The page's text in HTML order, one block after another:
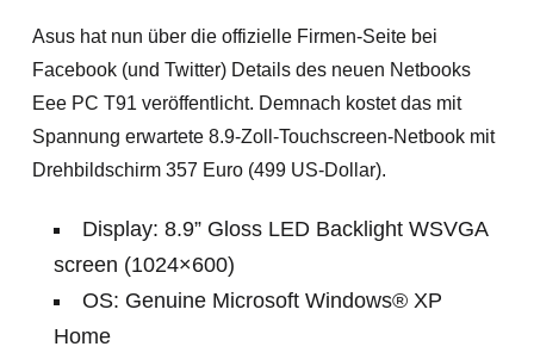
Asus hat nun über die offizielle Firmen-Seite bei
Facebook (und Twitter) Details des neuen Netbooks
Eee PC T91 veröffentlicht. Demnach kostet das mit
Spannung erwartete 8.9-Zoll-Touchscreen-Netbook mit
Drehbildschirm 357 Euro (499 US-Dollar).
Display: 8.9” Gloss LED Backlight WSVGA
screen (1024×600)
OS: Genuine Microsoft Windows® XP
Home